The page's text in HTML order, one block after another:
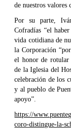
de nuestros valores
Por su parte,
Cofradías “el
vida cotidiana de
la Corporación
el honor de rotular
de la Iglesia del
celebración de los
y al pueblo de
apoyo”.
https://
coro-distingue-la-